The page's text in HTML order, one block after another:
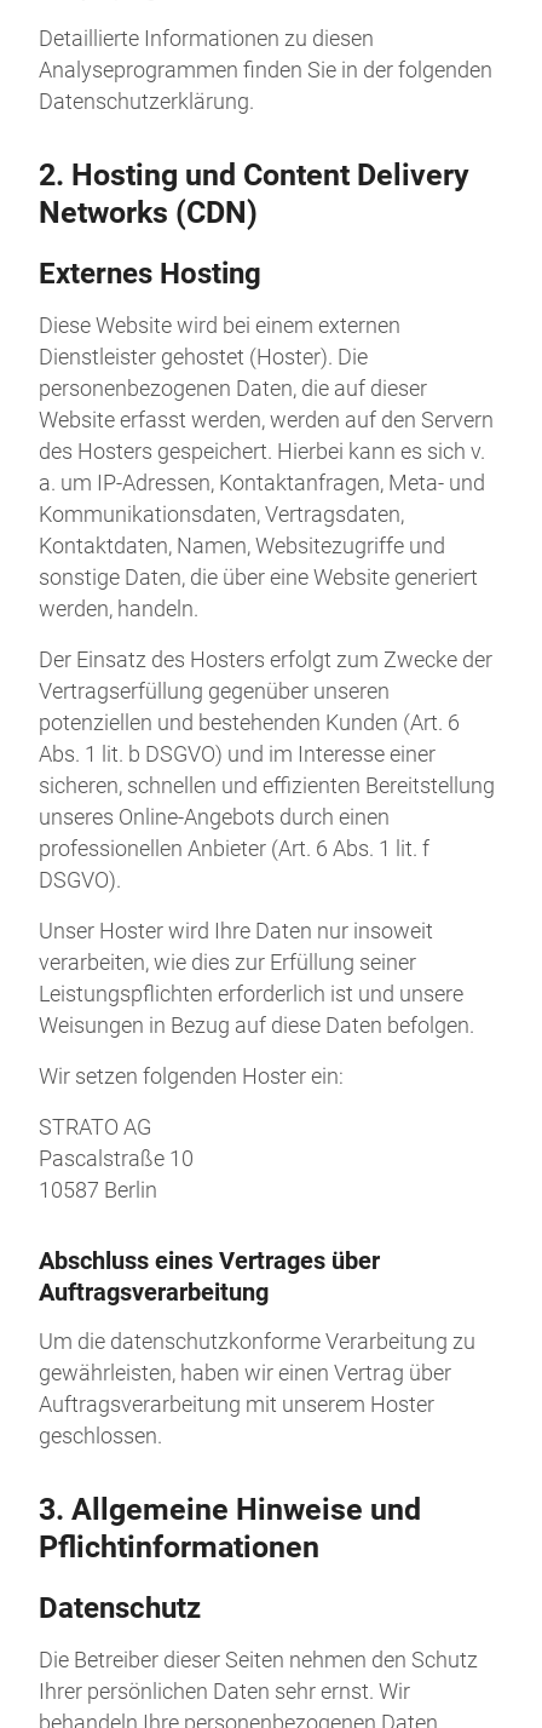
Detaillierte Informationen zu diesen
Analyseprogrammen finden Sie in der folgenden
Datenschutzerklärung.
2. Hosting und Content Delivery
Networks (CDN)
Externes Hosting
Diese Website wird bei einem externen
Dienstleister gehostet (Hoster). Die
personenbezogenen Daten, die auf dieser
Website erfasst werden, werden auf den Servern
des Hosters gespeichert. Hierbei kann es sich v.
a. um IP-Adressen, Kontaktanfragen, Meta- und
Kommunikationsdaten, Vertragsdaten,
Kontaktdaten, Namen, Websitezugriffe und
sonstige Daten, die über eine Website generiert
werden, handeln.
Der Einsatz des Hosters erfolgt zum Zwecke der
Vertragserfüllung gegenüber unseren
potenziellen und bestehenden Kunden (Art. 6
Abs. 1 lit. b DSGVO) und im Interesse einer
sicheren, schnellen und effizienten Bereitstellung
unseres Online-Angebots durch einen
professionellen Anbieter (Art. 6 Abs. 1 lit. f
DSGVO).
Unser Hoster wird Ihre Daten nur insoweit
verarbeiten, wie dies zur Erfüllung seiner
Leistungspflichten erforderlich ist und unsere
Weisungen in Bezug auf diese Daten befolgen.
Wir setzen folgenden Hoster ein:
STRATO AG
Pascalstraße 10
10587 Berlin
Abschluss eines Vertrages über
Auftragsverarbeitung
Um die datenschutzkonforme Verarbeitung zu
gewährleisten, haben wir einen Vertrag über
Auftragsverarbeitung mit unserem Hoster
geschlossen.
3. Allgemeine Hinweise und
Pflicht­informationen
Datenschutz
Die Betreiber dieser Seiten nehmen den Schutz
Ihrer persönlichen Daten sehr ernst. Wir
behandeln Ihre personenbezogenen Daten